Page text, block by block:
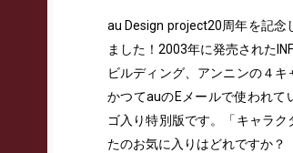
au Design project20周年を記念
ました！2003年に発売された
ビルディング、アンニンの４
かつてauのEメールで使われて
ゴ入り特別版です。「キャラ
たのお気に入りはどれですか？